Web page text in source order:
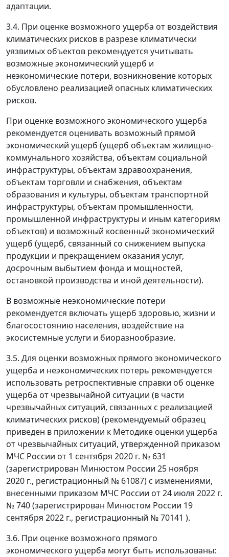
адаптации.
3.4. При оценке возможного ущерба от воздействия
климатических рисков в разрезе климатически
уязвимых объектов рекомендуется учитывать
возможные экономический ущерб и
неэкономические потери, возникновение которых
обусловлено реализацией опасных климатических
рисков.
При оценке возможного экономического ущерба
рекомендуется оценивать возможный прямой
экономический ущерб (ущерб объектам жилищно-
коммунального хозяйства, объектам социальной
инфраструктуры, объектам здравоохранения,
объектам торговли и снабжения, объектам
образования и культуры, объектам транспортной
инфраструктуры, объектам промышленности,
промышленной инфраструктуры и иным категориям
объектов) и возможный косвенный экономический
ущерб (ущерб, связанный со снижением выпуска
продукции и прекращением оказания услуг,
досрочным выбытием фонда и мощностей,
остановкой производства и иной деятельности).
В возможные неэкономические потери
рекомендуется включать ущерб здоровью, жизни и
благосостоянию населения, воздействие на
экосистемные услуги и биоразнообразие.
3.5. Для оценки возможных прямого экономического
ущерба и неэкономических потерь рекомендуется
использовать ретроспективные справки об оценке
ущерба от чрезвычайной ситуации (в части
чрезвычайных ситуаций, связанных с реализацией
климатических рисков) (рекомендуемый образец
приведен в приложении к Методике оценки ущерба
от чрезвычайных ситуаций, утвержденной приказом
МЧС России от 1 сентября 2020 г. № 631
(зарегистрирован Минюстом России 25 ноября
2020 г., регистрационный № 61087) с изменениями,
внесенными приказом МЧС России от 24 июля 2022 г.
№ 740 (зарегистрирован Минюстом России 19
сентября 2022 г., регистрационный № 70141 ).
3.6. При оценке возможного прямого
экономического ущерба могут быть использованы: